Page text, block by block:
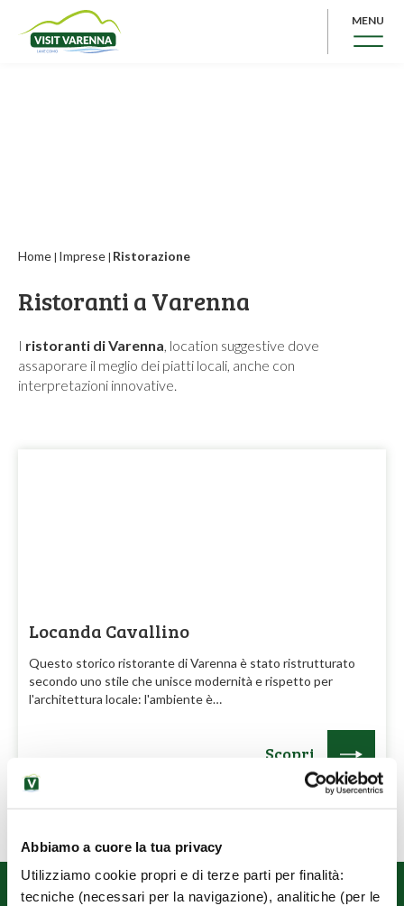
Abbiamo a cuore la tua privacy
Utilizziamo cookie propri e di terze parti per finalità:
tecniche (necessari per la navigazione), analitiche (per le
MENU
Home | Imprese | Ristorazione
Ristoranti a Varenna
I ristoranti di Varenna, location suggestive dove
assaporare il meglio dei piatti locali, anche con
interpretazioni innovative.
Locanda Cavallino
Questo storico ristorante di Varenna è stato ristrutturato
secondo uno stile che unisce modernità e rispetto per
l'architettura locale: l'ambiente è…
Scopri